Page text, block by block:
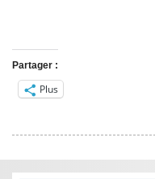
Partager :
Plus